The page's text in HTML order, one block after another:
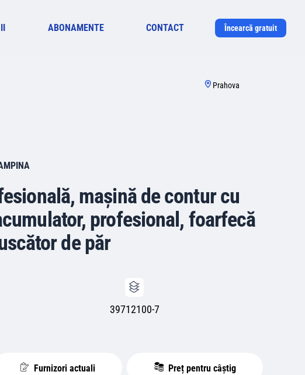
ABONAMENTE CONTACT Încearcă gratuit
Prahova
mașină de contur cu
profesional, foarfecă
de păr
39712100-7
Furnizori actuali Preț pentru câștig